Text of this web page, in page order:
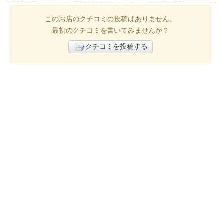
このお店のクチコミの投稿はありません。
最初のクチコミを書いてみませんか？
クチコミを投稿する